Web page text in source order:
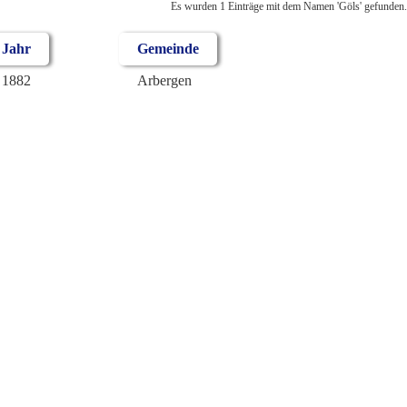
Es wurden 1 Einträge mit dem Namen 'Göls' gefunden.
Jahr Gemeinde
1882 Arbergen